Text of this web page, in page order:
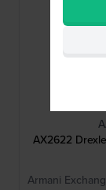
AX2622
Armani